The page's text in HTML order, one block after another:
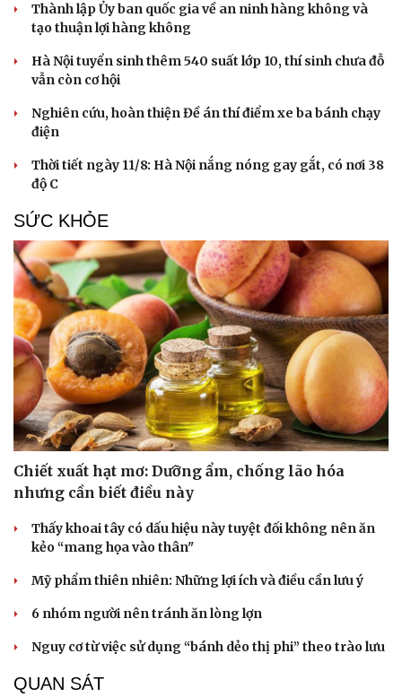
Du lịch
Tư vấn
Săn Tour
Câu chuyện thời sự
Kể chuyện cho bé
Thành lập Ủy ban quốc gia về an ninh hàng không và
tạo thuận lợi hàng không
Hà Nội tuyển sinh thêm 540 suất lớp 10, thí sinh chưa đỗ
vẫn còn cơ hội
Nghiên cứu, hoàn thiện Đề án thí điểm xe ba bánh chạy
điện
Thời tiết ngày 11/8: Hà Nội nắng nóng gay gắt, có nơi 38
độ C
SỨC KHỎE
Chiết xuất hạt mơ: Dưỡng ẩm, chống lão hóa
nhưng cần biết điều này
Thấy khoai tây có dấu hiệu này tuyệt đối không nên ăn
kẻo “mang họa vào thân"
Mỹ phẩm thiên nhiên: Những lợi ích và điều cần lưu ý
6 nhóm người nên tránh ăn lòng lợn
Nguy cơ từ việc sử dụng “bánh dẻo thị phi” theo trào lưu
QUAN SÁT